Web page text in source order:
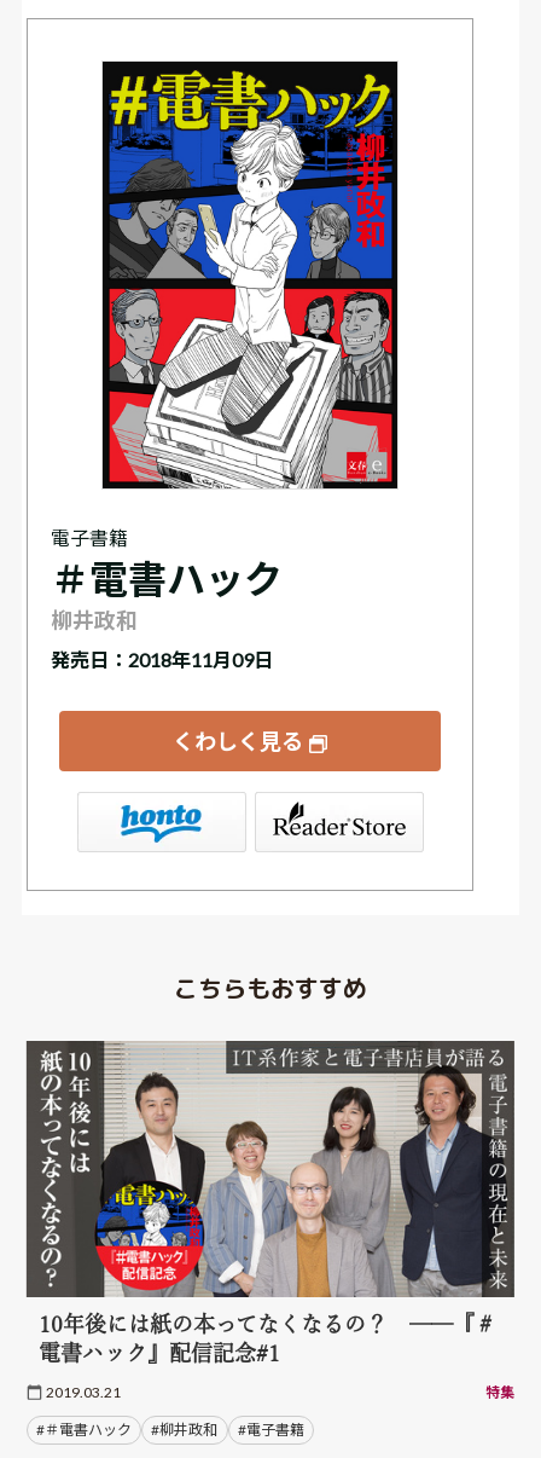
電子書籍
＃電書ハック
柳井政和
発売日：2018年11月09日
くわしく見る
（SONY/ブックリスタ）
こちらもおすすめ
10年後には紙の本ってなくなるの？ ──『＃
電書ハック』配信記念#1
2019.03.21 特集
#＃電書ハック #柳井政和 #電子書籍